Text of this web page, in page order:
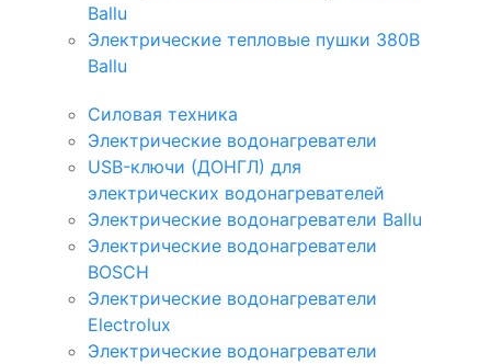
Ballu
Электрические тепловые пушки 380В
Ballu
Силовая техника
Электрические водонагреватели
USB-ключи (ДОНГЛ) для
электрических водонагревателей
Электрические водонагреватели Ballu
Электрические водонагреватели
BOSCH
Электрические водонагреватели
Electrolux
Электрические водонагреватели